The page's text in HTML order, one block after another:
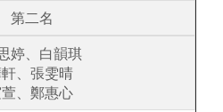
第二名
婷、白韻琪
、張雯晴
、鄭惠心